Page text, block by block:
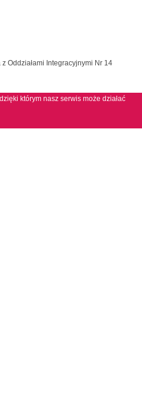
Oddziałami Integracyjnymi Nr 14
którym nasz serwis może działać